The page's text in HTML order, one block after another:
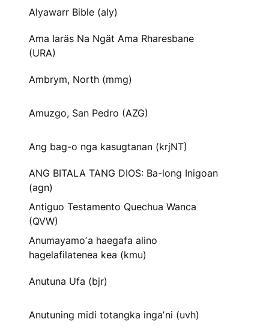
Alyawarr Bible (aly)
Ama Iaräs Na Ngät Ama Rharesbane
(URA)
Ambrym, North (mmg)
Amuzgo, San Pedro (AZG)
Ang bag-o nga kasugtanan (krjNT)
ANG BITALA TANG DIOS: Ba-long Inigoan
(agn)
Antiguo Testamento Quechua Wanca
(QVW)
Anumayamoʼa haegafa alino
hagelafilatenea kea (kmu)
Anutuna Ufa (bjr)
Anutuning midi totangka ingaʼni (uvh)